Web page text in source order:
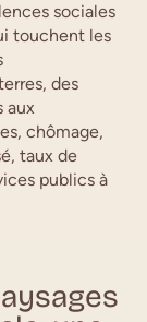
sociales
touchent les
des
aux
chômage,
taux de
publics à